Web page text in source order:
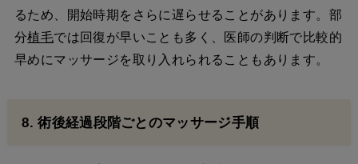
るため、開始時期をさらに遅らせることがあります。部
分植毛では回復が早いことも多く、医師の判断で比較的
早めにマッサージを取り入れられることもあります。
8. 術後経過段階ごとのマッサージ手順